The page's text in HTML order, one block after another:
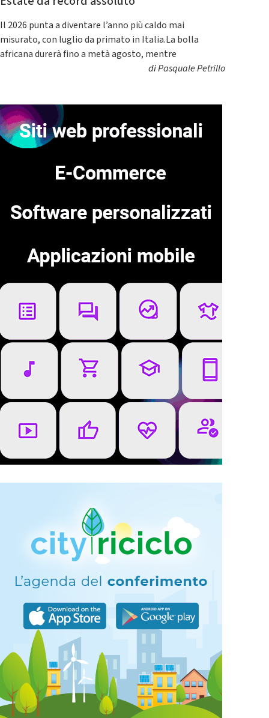
Il 2026 punta a diventare l’anno più caldo mai
misurato, con luglio da primato in Italia.La bolla
africana durerà fino a metà agosto, mentre
diPasquale Petrillo